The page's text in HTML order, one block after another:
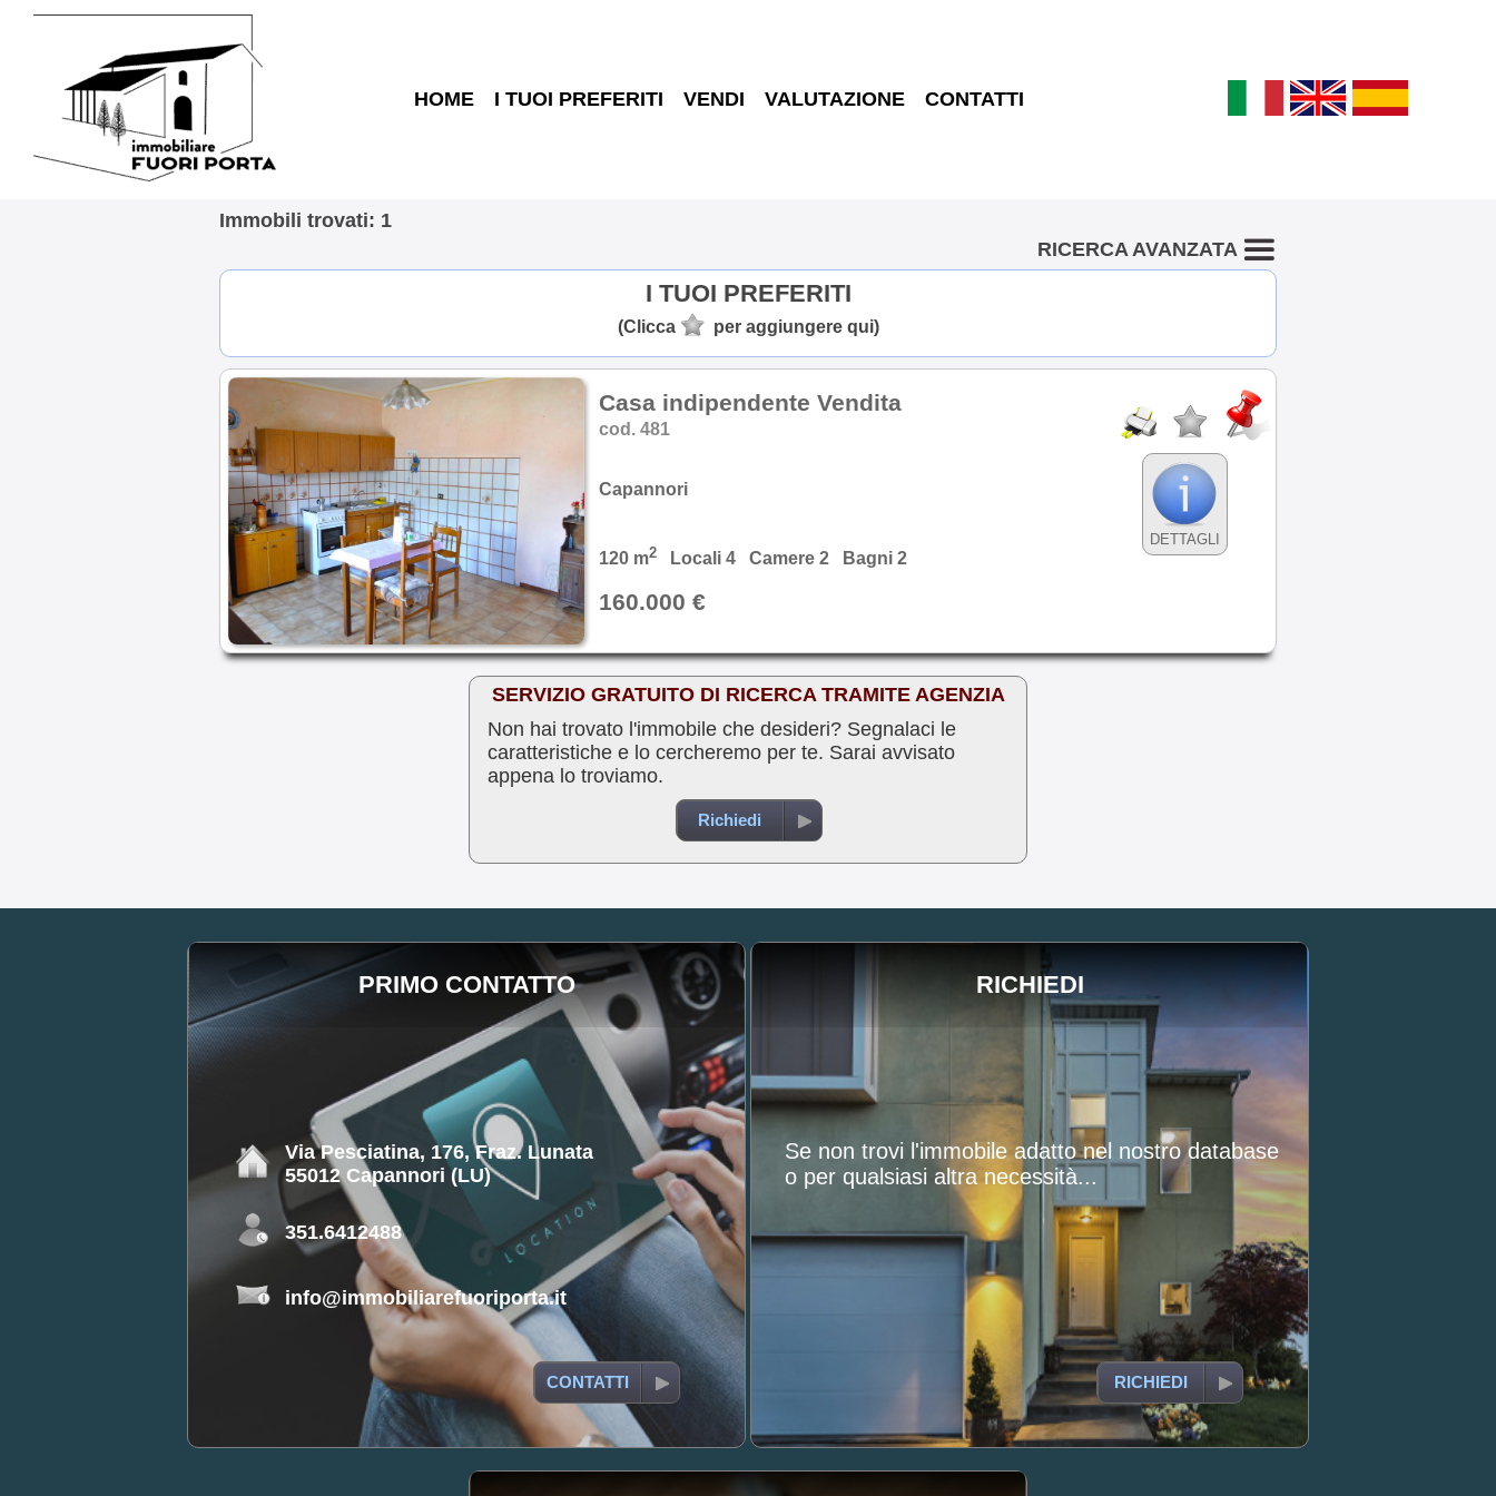
HOME I TUOI PREFERITI VENDI VALUTAZIONE CONTATTI
Immobili trovati: 1
RICERCA AVANZATA
I TUOI PREFERITI
(Clicca per aggiungere qui)
Casa indipendente Vendita
cod. 481
Capannori
120 m2 Locali 4 Camere 2 Bagni 2
160.000 €
DETTAGLI
SERVIZIO GRATUITO DI RICERCA TRAMITE AGENZIA
Non hai trovato l'immobile che desideri? Segnalaci le
caratteristiche e lo cercheremo per te. Sarai avvisato
appena lo troviamo.
Richiedi
PRIMO CONTATTO
Via Pesciatina, 176, Fraz. Lunata
55012 Capannori (LU)
351.6412488
info@immobiliarefuoriporta.it
CONTATTI
RICHIEDI
Se non trovi l'immobile adatto nel nostro database
o per qualsiasi altra necessità...
RICHIEDI